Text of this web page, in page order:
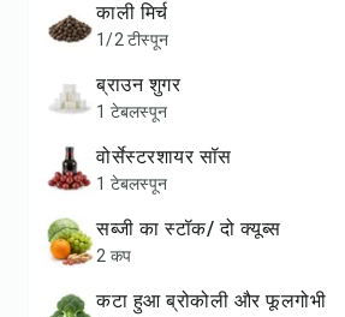
काली मिर्च
1/2 टीस्पून
ब्राउन शुगर
1 टेबलस्पून
वोर्सेस्टरशायर सॉस
1 टेबलस्पून
सब्जी का स्टॉक/ दो क्यूब्स
2 कप
कटा हुआ ब्रोकोली और फूलगोभी